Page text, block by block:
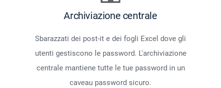
Archiviazione centrale
Sbarazzati dei post-it e dei fogli Excel dove gli
utenti gestiscono le password. L'archiviazione
centrale mantiene tutte le tue password in un
caveau password sicuro.